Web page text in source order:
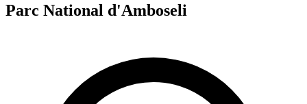
Parc National d'Amboseli